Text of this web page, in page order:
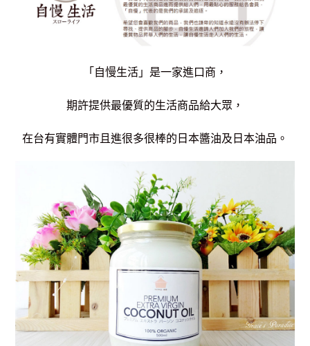
「自慢生活」是一家進口商，
期許提供最優質的生活商品給大眾，
在台有實體門市且進很多很棒的日本醬油及日本油品。